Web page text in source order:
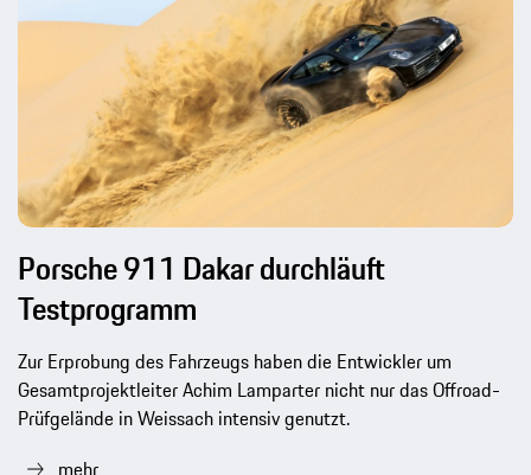
Porsche 911 Dakar durchläuft
Testprogramm
Zur Erprobung des Fahrzeugs haben die Entwickler um
Gesamtprojektleiter Achim Lamparter nicht nur das Offroad-
Prüfgelände in Weissach intensiv genutzt.